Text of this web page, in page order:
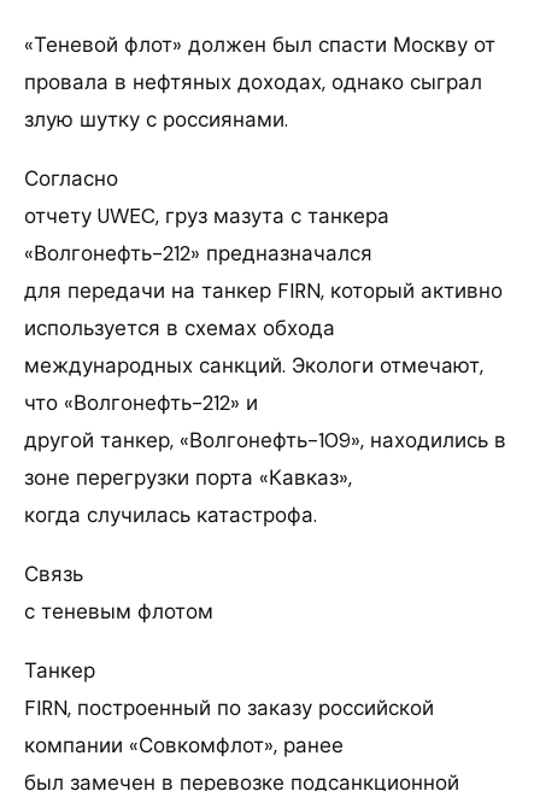
«Теневой флот» должен был спасти Москву от
провала в нефтяных доходах, однако сыграл
злую шутку с россиянами.
Согласно
отчету UWEC, груз мазута с танкера
«Волгонефть-212» предназначался
для передачи на танкер FIRN, который активно
используется в схемах обхода
международных санкций. Экологи отмечают,
что «Волгонефть-212» и
другой танкер, «Волгонефть-109», находились в
зоне перегрузки порта «Кавказ»,
когда случилась катастрофа.
Связь
с теневым флотом
Танкер
FIRN, построенный по заказу российской
компании «Совкомфлот», ранее
был замечен в перевозке подсанкционной